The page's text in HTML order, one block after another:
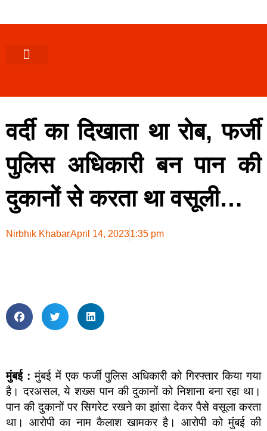
वर्दी का दिखाता था रोब, फर्जी
पुलिस अधिकारी बन पान की
दुकानों से करता था वसूली…
Nirbhik KhabarApril 14, 20231:35 pm
मुंबई : मुंबई में एक फर्जी पुलिस अधिकारी को गिरफ्तार किया गया
है। दरअसल, ये शख्स पान की दुकानों को निशाना बना रहा था।
पान की दुकानों पर सिगरेट रखने का झांसा देकर पैसे वसूला करता
था। आरोपी का नाम कैलाश खामकर है। आरोपी को मुंबई की